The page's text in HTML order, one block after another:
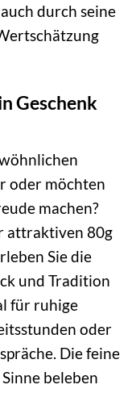
durch seine
Geschenk
oder möchten
machen?
attraktiven 80g
Sie die
und Tradition
für ruhige
oder
Die feine
beleben